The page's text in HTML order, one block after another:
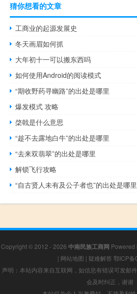
猜你想看的文章
工商业的起源发展史
冬天画眉如何抓
大年初十一可以搬东西吗
如何使用Android的阅读模式
“期收野药寻幽路”的出处是哪里
爆发模式 攻略
棨戟是什么意思
“趁不去露地白牛”的出处是哪里
“去来双翡翠”的出处是哪里
解锁飞行攻略
“自古贤人未有及公子者也”的出处是哪里
Copyright © 2012 - 2026 中南民族工商网 Powered
| 网站地图 | 疑难解答 鄂ICP
声明：本站内容来自互联网，如信息有错误可发邮
会及时纠正，谢谢